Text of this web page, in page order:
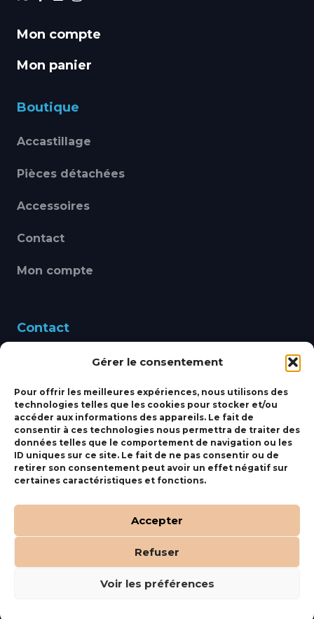
Gérer le consentement
Pour offrir les meilleures expériences, nous utilisons des
technologies telles que les cookies pour stocker et/ou
accéder aux informations des appareils. Le fait de
consentir à ces technologies nous permettra de traiter des
données telles que le comportement de navigation ou les
ID uniques sur ce site. Le fait de ne pas consentir ou de
retirer son consentement peut avoir un effet négatif sur
certaines caractéristiques et fonctions.
Accepter
Refuser
Voir les préférences
Mon compte
Mon panier
Boutique
Accastillage
Pièces détachées
Accessoires
Contact
Mon compte
Contact
460 Avenue Alain Le
bbsmarine@bbs-
marine.fr
Fixe:04 27 50 24 50
Mobile:06 69 44 48 83
Orocom .